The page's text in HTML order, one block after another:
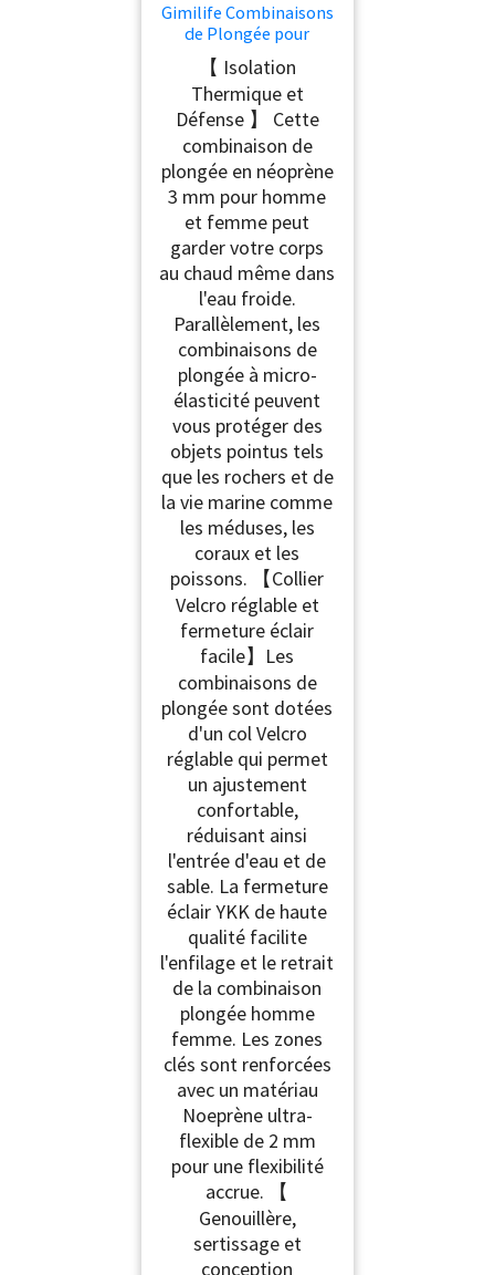
Gimilife Combinaisons
de Plongée pour
Homme et Femme,
Combinaison Plongée
Homme Shorty 3MM/
FullWetsuit Néoprène
Femme pour Rester au
Chaud dans l'eau
Froide Lors de
Plongée, Ssurf,
Snorkeling
【 Isolation
Thermique et
Défense 】 Cette
combinaison de
plongée en néoprène
3 mm pour homme
et femme peut
garder votre corps
au chaud même dans
l'eau froide.
Parallèlement, les
combinaisons de
plongée à micro-
élasticité peuvent
vous protéger des
objets pointus tels
que les rochers et de
la vie marine comme
les méduses, les
coraux et les
poissons. 【Collier
Velcro réglable et
fermeture éclair
facile】Les
combinaisons de
plongée sont dotées
d'un col Velcro
réglable qui permet
un ajustement
confortable,
réduisant ainsi
l'entrée d'eau et de
sable. La fermeture
éclair YKK de haute
qualité facilite
l'enfilage et le retrait
de la combinaison
plongée homme
femme. Les zones
clés sont renforcées
avec un matériau
Noeprène ultra-
flexible de 2 mm
pour une flexibilité
accrue. 【
Genouillère,
sertissage et
conception